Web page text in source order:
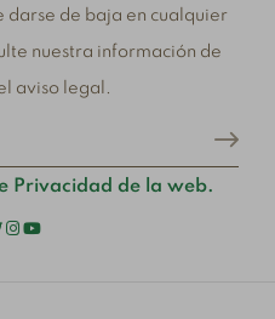
darse de baja en cualquier
nuestra información de
aviso legal.
Privacidad de la web.